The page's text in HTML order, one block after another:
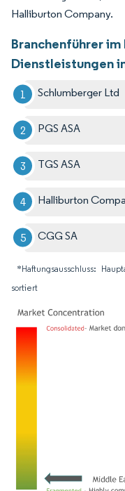
Halliburton Company.
Branchenführer
Dienstleistungen
Schlumberger Ltd
PGS ASA
TGS ASA
Halliburton
CGG SA
*Haftungsausschluss:
sortiert